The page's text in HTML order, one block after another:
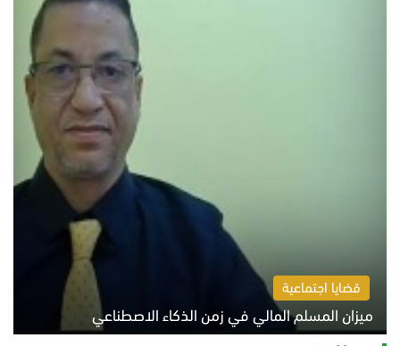
قضايا اجتماعية
ميزان المسلم المالي في زمن الذكاء الاصطناعي
السبت 8 أغسطس 2026 11:21 ص